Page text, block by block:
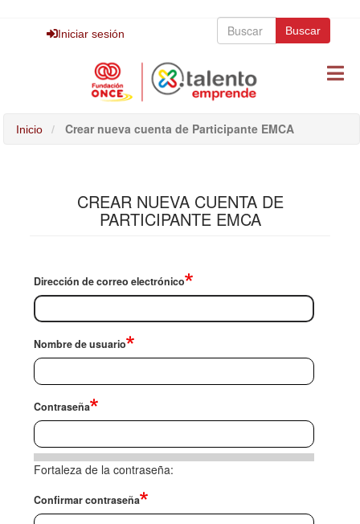
Buscar BuscarBuscar
Iniciar sesión
Inicio Crear nueva cuenta de Participante EMCA
CREAR NUEVA CUENTA DE
PARTICIPANTE EMCA
Dirección de correo electrónico
Nombre de usuario
Contraseña
Fortaleza de la contraseña:
Confirmar contraseña